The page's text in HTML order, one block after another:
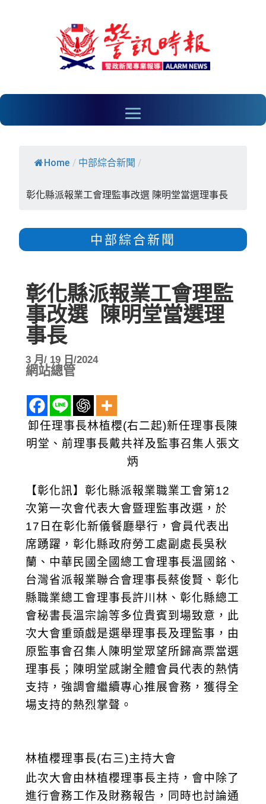
Home / 中部綜合新聞 /
彰化縣派報業工會理監事改選 陳明堂當選理事長
中部綜合新聞
彰化縣派報業工會理監
事改選 陳明堂當選理
事長
3 月/ 19 日/2024
網站總管
卸任理事長林植櫻(右二起)新任理事長陳
明堂、前理事長戴共祥及監事召集人張文
炳
【彰化訊】彰化縣派報業職業工會第12
次第一次會代表大會暨理監事改選，於
17日在彰化新儀餐廳舉行，會員代表出
席踴躍，彰化縣政府勞工處副處長吳秋
蘭、中華民國全國總工會理事長溫國銘、
台灣省派報業聯合會理事長蔡俊賢、彰化
縣職業總工會理事長許川林、彰化縣總工
會秘書長溫宗諭等多位貴賓到場致意，此
次大會重頭戲是選舉理事長及理監事，由
原監事會召集人陳明堂眾望所歸高票當選
理事長；陳明堂感謝全體會員代表的熱情
支持，強調會繼續專心推展會務，獲得全
場支持的熱烈掌聲。
林植櫻理事長(右三)主持大會
此次大會由林植櫻理事長主持，會中除了
進行會務工作及財務報告，同時也討論通